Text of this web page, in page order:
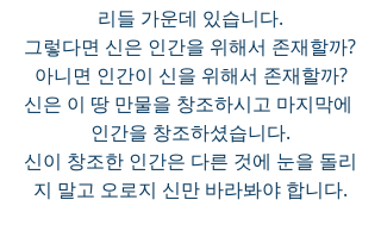
리들 가운데 있습니다.
그렇다면 신은 인간을 위해서 존재할까?
아니면 인간이 신을 위해서 존재할까?
신은 이 땅 만물을 창조하시고 마지막에
인간을 창조하셨습니다.
신이 창조한 인간은 다른 것에 눈을 돌리
지 말고 오로지 신만 바라봐야 합니다.